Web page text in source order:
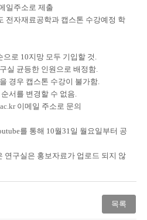
일주소로 제출
전자재료공학과 캡스톤 수강예정 학
으로 10지망 모두 기입할 것 .
실 균등한 인원으로 배정함.
경우 캡스톤 수강이 불가함.
서를 변경할 수 없음.
이메일 주소로 문의
를 통해 10월31일 월요일부터 공
연구실은 홍보자료가 업로드 되지 않
목록